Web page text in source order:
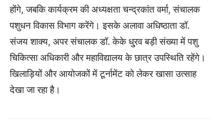
होंगे, जबकि कार्यक्रम की अध्यक्षता चन्द्रकांत वर्मा, संचालक
पशुधन विकास विभाग करेंगे। इसके अलावा अधिष्ठाता डॉ.
संजय शाक्य, अपर संचालक डॉ. केके धु्रव बड़ी संख्या में पशु
चिकित्सा अधिकारी और महाविद्यालय के छात्र उपस्थिति रहेंगे।
खिलाड़ियों और आयोजकों में टूर्नामेंट को लेकर खासा उत्साह
देखा जा रहा है।